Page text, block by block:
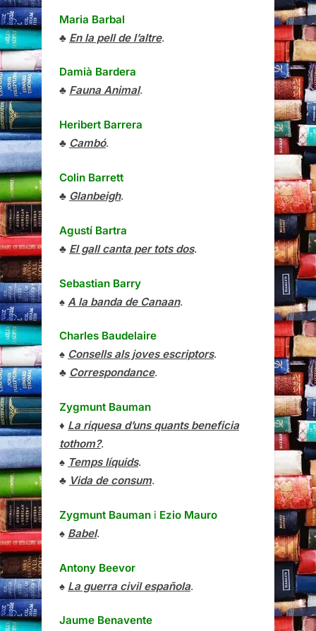
Maria Barbal
♣ En la pell de l’altre.
Damià Bardera
♣ Fauna Animal.
Heribert Barrera
♣ Cambó.
Colin Barrett
♣ Glanbeigh.
Agustí Bartra
♣ El gall canta per tots dos.
Sebastian Barry
♠ A la banda de Canaan.
Charles Baudelaire
♠ Consells als joves escriptors.
♣ Correspondance.
Zygmunt Bauman
♦ La riquesa d’uns quants beneficia
tothom?.
♠ Temps líquids.
♣ Vida de consum.
Zygmunt Bauman i Ezio Mauro
♠ Babel.
Antony Beevor
♠ La guerra civil española.
Jaume Benavente